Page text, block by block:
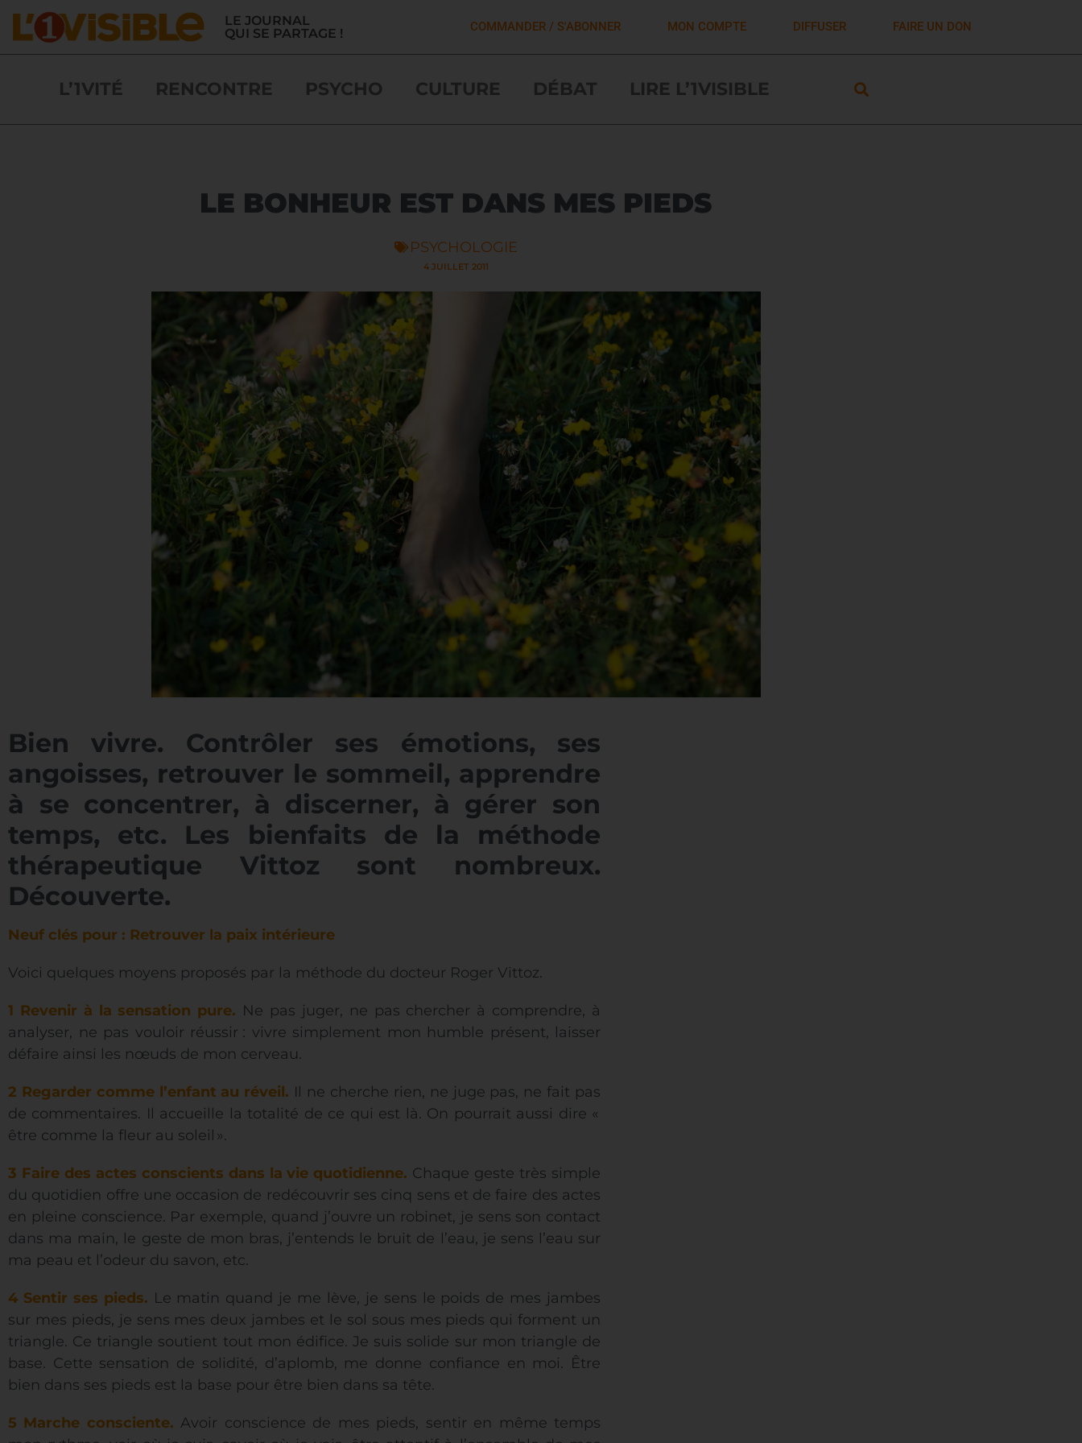
LE JOURNAL
QUI SE PARTAGE !
COMMANDER / S'ABONNER MON COMPTE DIFFUSER FAIRE UN DON
L’1VITÉ RENCONTRE PSYCHO CULTURE DÉBAT LIRE L’1VISIBLE
LE BONHEUR EST DANS MES PIEDS
PSYCHOLOGIE
4 JUILLET 2011
Bien vivre. Contrôler ses émotions, ses
angoisses, retrouver le sommeil, apprendre
à se concentrer, à discerner, à gérer son
temps, etc. Les bienfaits de la méthode
thérapeutique Vittoz sont nombreux.
Découverte.
Neuf clés pour : Retrouver la paix intérieure
Voici quelques moyens proposés par la méthode du docteur Roger Vittoz.
1 Revenir à la sensation pure. Ne pas juger, ne pas chercher à comprendre, à
analyser, ne pas vouloir réussir : vivre simplement mon humble présent, laisser
défaire ainsi les nœuds de mon cerveau.
2 Regarder comme l’enfant au réveil. Il ne cherche rien, ne juge pas, ne fait pas
de commentaires. Il accueille la totalité de ce qui est là. On pourrait aussi dire «
être comme la fleur au soleil ».
3 Faire des actes conscients dans la vie quotidienne. Chaque geste très simple
du quotidien offre une occasion de redécouvrir ses cinq sens et de faire des actes
en pleine conscience. Par exemple, quand j’ouvre un robinet, je sens son contact
dans ma main, le geste de mon bras, j’entends le bruit de l’eau, je sens l’eau sur
ma peau et l’odeur du savon, etc.
4 Sentir ses pieds. Le matin quand je me lève, je sens le poids de mes jambes
sur mes pieds, je sens mes deux jambes et le sol sous mes pieds qui forment un
triangle. Ce triangle soutient tout mon édifice. Je suis solide sur mon triangle de
base. Cette sensation de solidité, d’aplomb, me donne confiance en moi. Être
bien dans ses pieds est la base pour être bien dans sa tête.
5 Marche consciente. Avoir conscience de mes pieds, sentir en même temps